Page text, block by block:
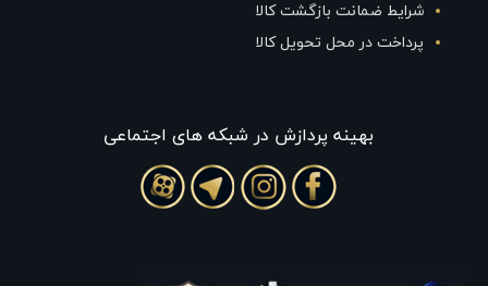
شرایط ضمانت بازگشت کالا
پرداخت در محل تحویل کالا
بهينه پردازش در شبکه های اجتماعی